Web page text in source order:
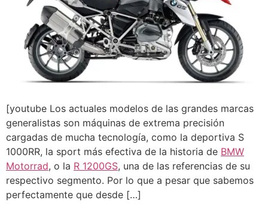
[youtube Los actuales modelos de las grandes marcas
generalistas son máquinas de extrema precisión
cargadas de mucha tecnología, como la deportiva S
1000RR, la sport más efectiva de la historia de BMW
Motorrad, o la R 1200GS, una de las referencias de su
respectivo segmento. Por lo que a pesar que sabemos
perfectamente que desde […]